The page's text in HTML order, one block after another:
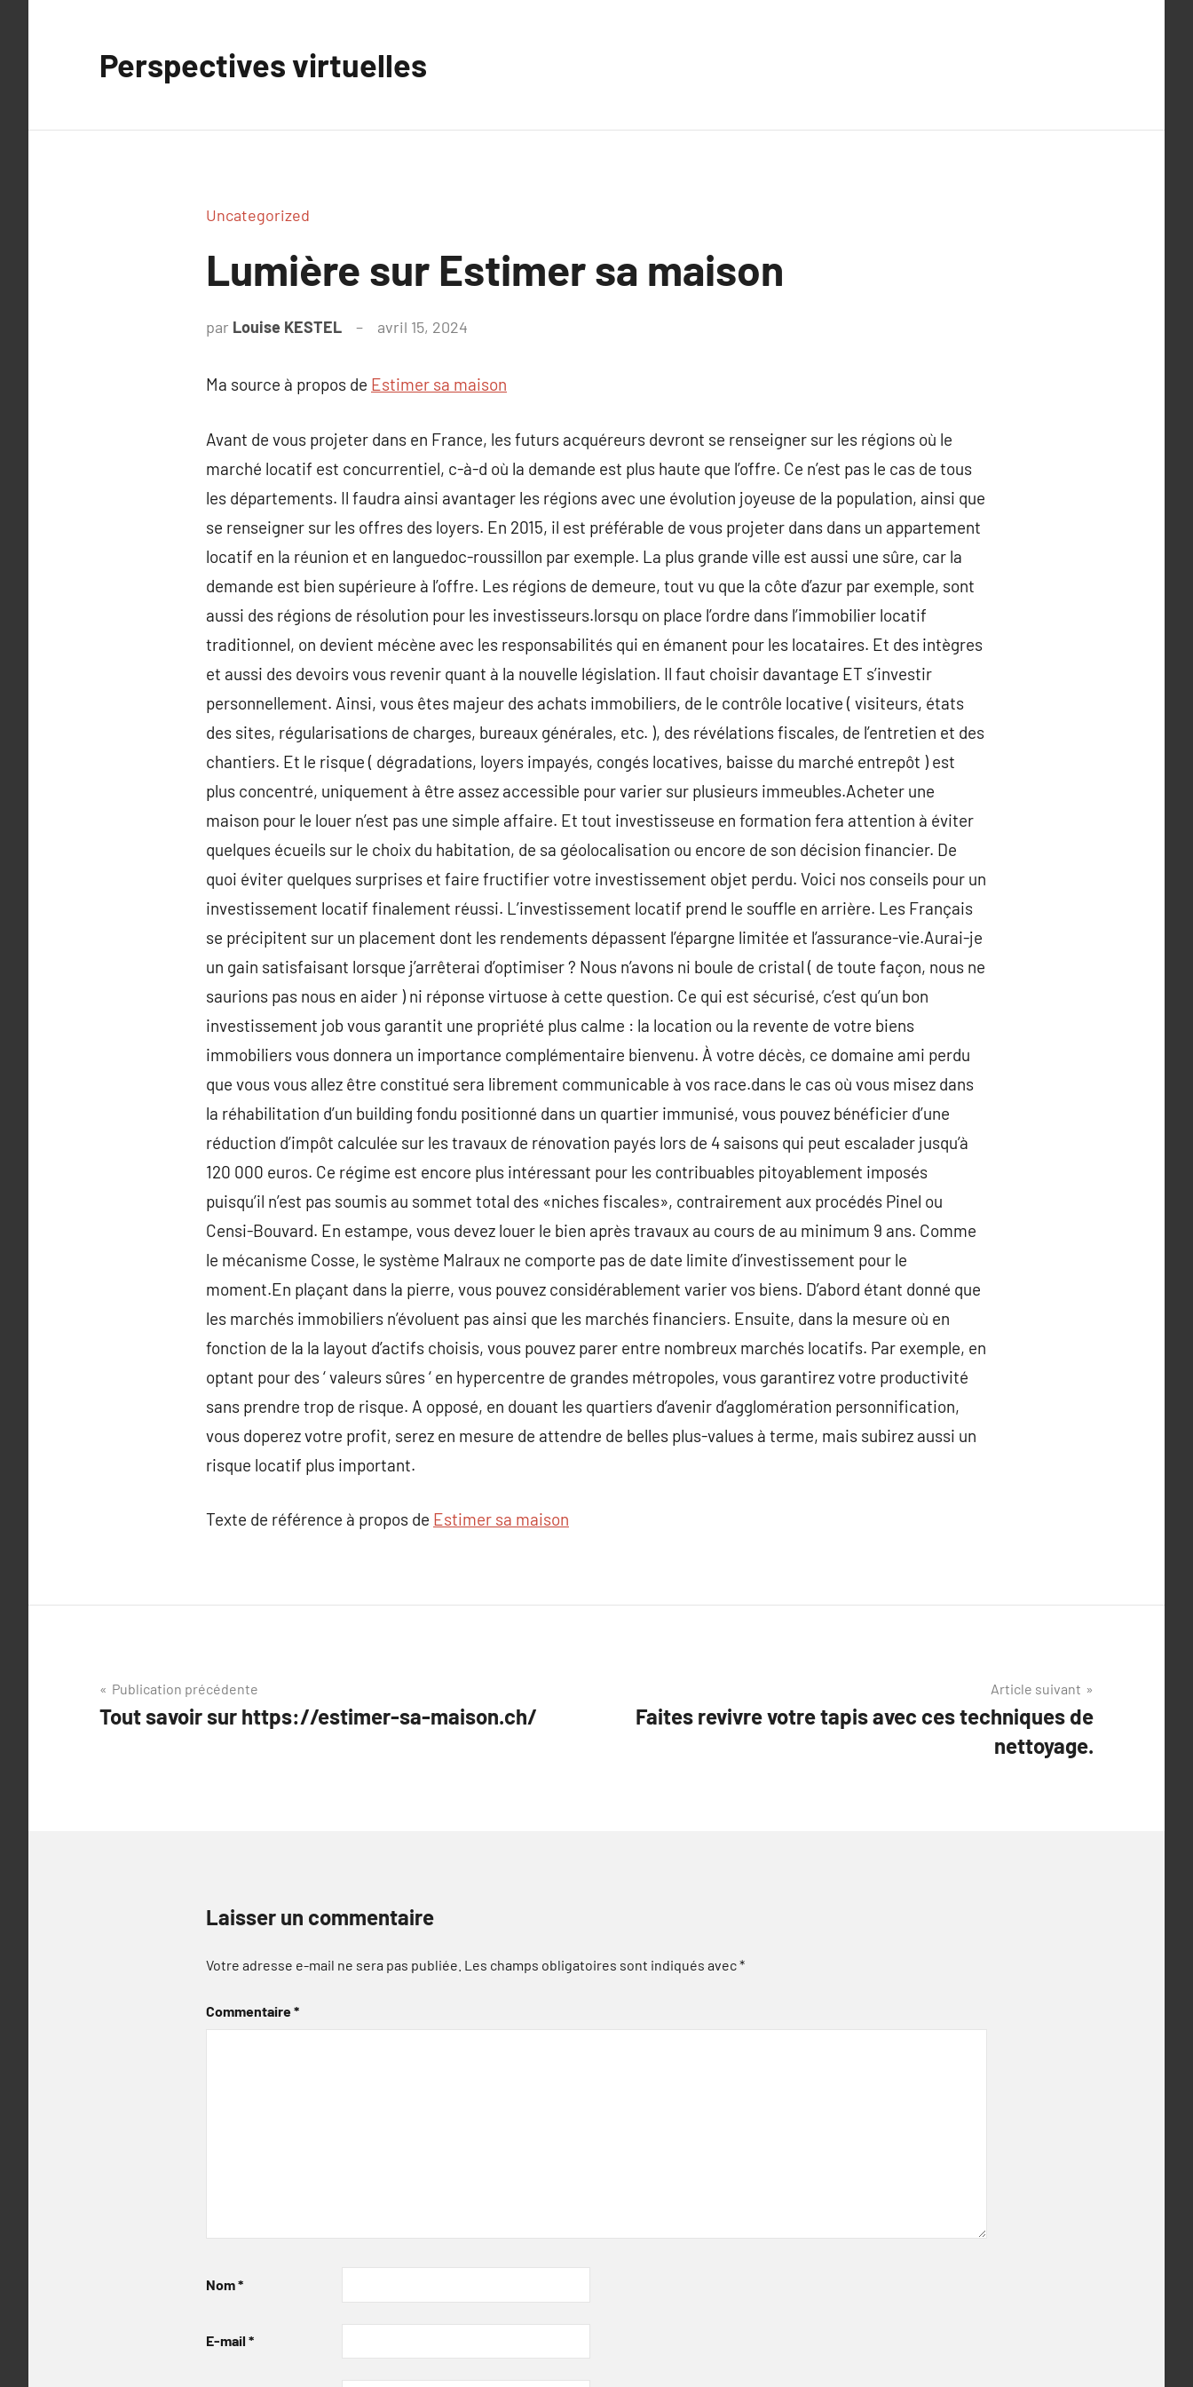
Perspectives virtuelles
Uncategorized
Lumière sur Estimer sa maison
par Louise KESTEL avril 15, 2024
Ma source à propos de Estimer sa maison
Avant de vous projeter dans en France, les futurs acquéreurs devront se renseigner sur les régions où le
marché locatif est concurrentiel, c-à-d où la demande est plus haute que l’offre. Ce n’est pas le cas de tous
les départements. Il faudra ainsi avantager les régions avec une évolution joyeuse de la population, ainsi que
se renseigner sur les offres des loyers. En 2015, il est préférable de vous projeter dans dans un appartement
locatif en la réunion et en languedoc-roussillon par exemple. La plus grande ville est aussi une sûre, car la
demande est bien supérieure à l’offre. Les régions de demeure, tout vu que la côte d’azur par exemple, sont
aussi des régions de résolution pour les investisseurs.lorsqu on place l’ordre dans l’immobilier locatif
traditionnel, on devient mécène avec les responsabilités qui en émanent pour les locataires. Et des intègres
et aussi des devoirs vous revenir quant à la nouvelle législation. Il faut choisir davantage ET s’investir
personnellement. Ainsi, vous êtes majeur des achats immobiliers, de le contrôle locative ( visiteurs, états
des sites, régularisations de charges, bureaux générales, etc. ), des révélations fiscales, de l’entretien et des
chantiers. Et le risque ( dégradations, loyers impayés, congés locatives, baisse du marché entrepôt ) est
plus concentré, uniquement à être assez accessible pour varier sur plusieurs immeubles.Acheter une
maison pour le louer n’est pas une simple affaire. Et tout investisseuse en formation fera attention à éviter
quelques écueils sur le choix du habitation, de sa géolocalisation ou encore de son décision financier. De
quoi éviter quelques surprises et faire fructifier votre investissement objet perdu. Voici nos conseils pour un
investissement locatif finalement réussi. L’investissement locatif prend le souffle en arrière. Les Français
se précipitent sur un placement dont les rendements dépassent l’épargne limitée et l’assurance-vie.Aurai-je
un gain satisfaisant lorsque j’arrêterai d’optimiser ? Nous n’avons ni boule de cristal ( de toute façon, nous ne
saurions pas nous en aider ) ni réponse virtuose à cette question. Ce qui est sécurisé, c’est qu’un bon
investissement job vous garantit une propriété plus calme : la location ou la revente de votre biens
immobiliers vous donnera un importance complémentaire bienvenu. À votre décès, ce domaine ami perdu
que vous vous allez être constitué sera librement communicable à vos race.dans le cas où vous misez dans
la réhabilitation d’un building fondu positionné dans un quartier immunisé, vous pouvez bénéficier d’une
réduction d’impôt calculée sur les travaux de rénovation payés lors de 4 saisons qui peut escalader jusqu’à
120 000 euros. Ce régime est encore plus intéressant pour les contribuables pitoyablement imposés
puisqu’il n’est pas soumis au sommet total des «niches fiscales», contrairement aux procédés Pinel ou
Censi-Bouvard. En estampe, vous devez louer le bien après travaux au cours de au minimum 9 ans. Comme
le mécanisme Cosse, le système Malraux ne comporte pas de date limite d’investissement pour le
moment.En plaçant dans la pierre, vous pouvez considérablement varier vos biens. D’abord étant donné que
les marchés immobiliers n’évoluent pas ainsi que les marchés financiers. Ensuite, dans la mesure où en
fonction de la la layout d’actifs choisis, vous pouvez parer entre nombreux marchés locatifs. Par exemple, en
optant pour des ‘ valeurs sûres ‘ en hypercentre de grandes métropoles, vous garantirez votre productivité
sans prendre trop de risque. A opposé, en douant les quartiers d’avenir d’agglomération personnification,
vous doperez votre profit, serez en mesure de attendre de belles plus-values à terme, mais subirez aussi un
risque locatif plus important.
Texte de référence à propos de Estimer sa maison
Navigation
de
Publication précédente
Tout savoir sur https://estimer-sa-maison.ch/
Article suivant
Faites revivre votre tapis avec ces techniques de
nettoyage.
Laisser un commentaire
Votre adresse e-mail ne sera pas publiée. Les champs obligatoires sont indiqués avec*
Commentaire*
Nom*
E-mail *